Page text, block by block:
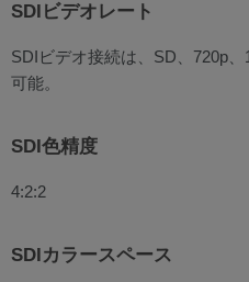
SDIビデオレート
SDIビデオ接続は、SD、720p
可能。
SDI色精度
4:2:2
SDIカラースペース